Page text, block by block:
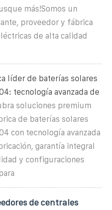
más!Somos un
proveedor y fábrica
de alta calidad
líder de baterías solares
tecnología avanzada de
soluciones premium
de baterías solares
con tecnología avanzada
garantía integral
y configuraciones
de centrales